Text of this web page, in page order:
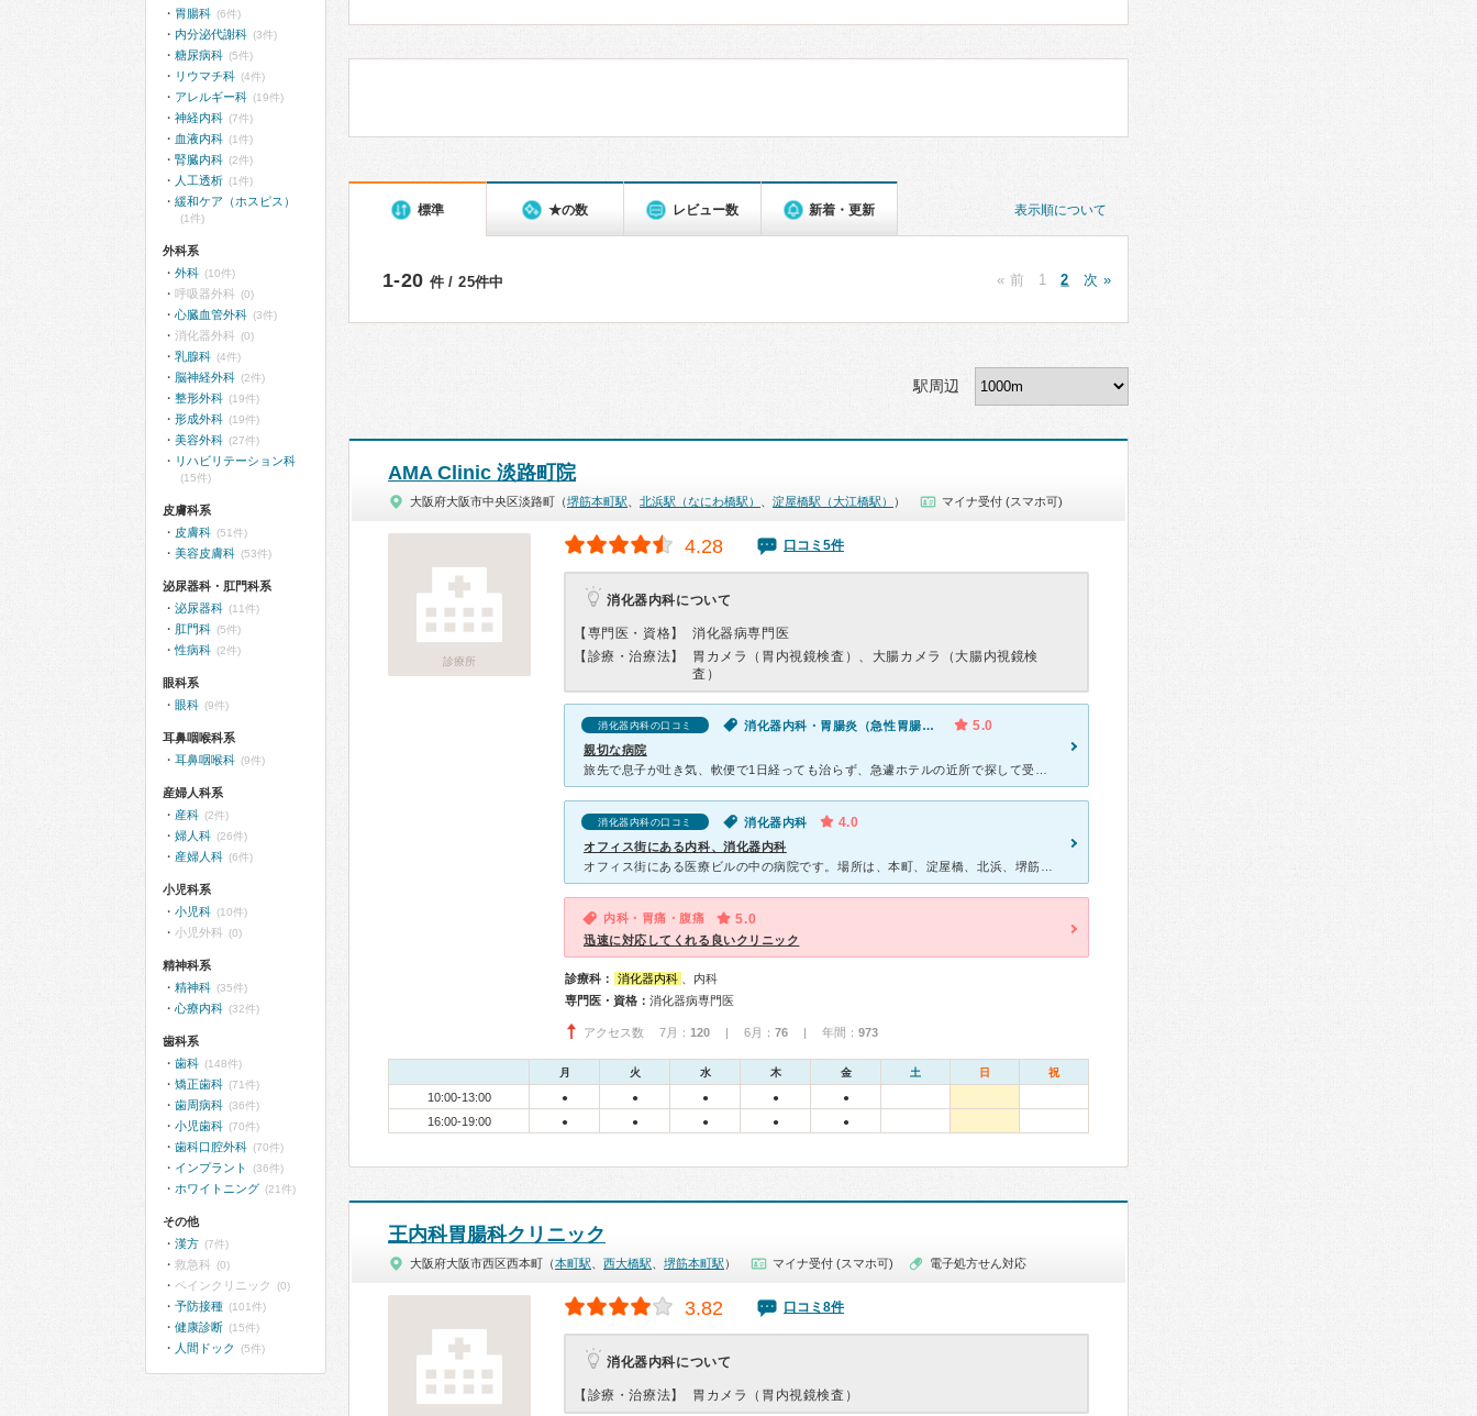
表示順について
標準 ★の数 レビュー数 新着・更新
1-20 件 / 25件中 « 前 1 2 次 »
駅周辺
AMA Clinic 淡路町院
大阪府大阪市中央区淡路町（堺筋本町駅 北浜駅（なにわ橋駅） 淀屋橋駅（大江橋駅） ） マイナ受付 (スマホ可)
診療所
4.28 口コミ5件
消化器内科について
【専門医・資格】
消化器病専門医
【診療・治療法】
胃カメラ（胃内視鏡検査）、大腸カメラ（大腸内視鏡検
査）
消化器内科の口コミ 消化器内科・胃腸炎（急性胃腸炎）・胸やけ・胃もたれ・吐き気・嘔吐 5.0
親切な病院
消化器内科の口コミ 消化器内科 4.0
オフィス街にある内科、消化器内科
内科・胃痛・腹痛 5.0
迅速に対応してくれる良いクリニック
診療科： 消化器内科
、内科
専門医・資格： 消化器病専門医
アクセス数 7月： 120 | 6月： 76 | 年間： 973
月 火 水 木 金 土 日 祝
10:00-13:00 ● ● ● ● ●
16:00-19:00 ● ● ● ● ●
王内科胃腸科クリニック
大阪府大阪市西区西本町（本町駅 西大橋駅 堺筋本町駅 ） マイナ受付 (スマホ可) 電子処方せん対応
3.82 口コミ8件
消化器内科について
【診療・治療法】 胃カメラ（胃内視鏡検査）
胃腸科 (6件)
内分泌代謝科 (3件)
糖尿病科 (5件)
リウマチ科 (4件)
アレルギー科 (19件)
神経内科 (7件)
血液内科 (1件)
腎臓内科 (2件)
人工透析 (1件)
緩和ケア（ホスピス）
(1件)
外科系
外科 (10件)
呼吸器外科 (0)
心臓血管外科 (3件)
消化器外科 (0)
乳腺科 (4件)
脳神経外科 (2件)
整形外科 (19件)
形成外科 (19件)
美容外科 (27件)
リハビリテーション科
(15件)
皮膚科系
皮膚科 (51件)
美容皮膚科 (53件)
泌尿器科・肛門科系
泌尿器科 (11件)
肛門科 (5件)
性病科 (2件)
眼科系
眼科 (9件)
耳鼻咽喉科系
耳鼻咽喉科 (9件)
産婦人科系
産科 (2件)
婦人科 (26件)
産婦人科 (6件)
小児科系
小児科 (10件)
小児外科 (0)
精神科系
精神科 (35件)
心療内科 (32件)
歯科系
歯科 (148件)
矯正歯科 (71件)
歯周病科 (36件)
小児歯科 (70件)
歯科口腔外科 (70件)
インプラント (36件)
ホワイトニング (21件)
その他
漢方 (7件)
救急科 (0)
ペインクリニック (0)
予防接種 (101件)
健康診断 (15件)
人間ドック (5件)